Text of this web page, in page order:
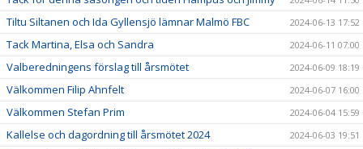
Tiltu Siltanen och Ida Gyllensjö lämnar Malmö FBC 2024-06-13 17:52
Tack Martina, Elsa och Sandra 2024-06-11 07:00
Valberedningens förslag till årsmötet 2024-06-09 18:19
Välkommen Filip Ahnfelt 2024-06-07 16:00
Välkommen Stefan Prim 2024-06-04 15:59
Kallelse och dagordning till årsmötet 2024 2024-06-03 19:51